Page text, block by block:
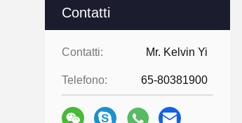
Altri Prodotti Biometrici(10)
Contatti
Contatti: Mr. Kelvin Yi
Telefono: 65-80381900